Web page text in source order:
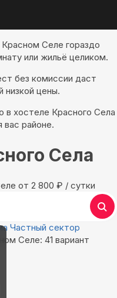
Селе гораздо
или жильё целиком.
без комиссии даст
низкой цены.
в хостеле Красного Села
вас районе.
Села
oт 2 800 ₽ / сутки
Частный сектор
Селе: 41 вариант